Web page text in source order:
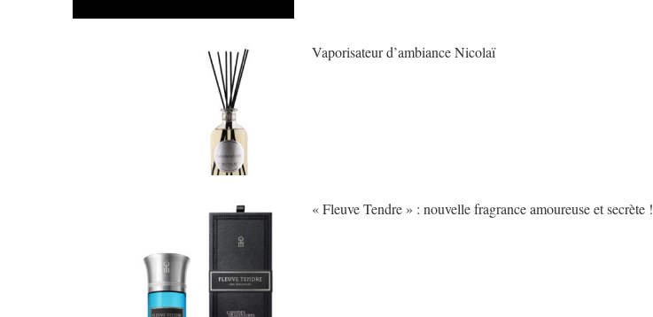
Vaporisateur d’ambiance Nicolaï
« Fleuve Tendre » : nouvelle fragrance amoureuse et secrète !